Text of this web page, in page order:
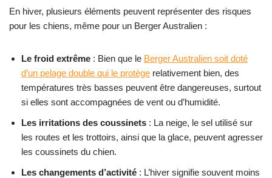
En hiver, plusieurs éléments peuvent représenter des risques
pour les chiens, même pour un Berger Australien :
Le froid extrême : Bien que le Berger Australien soit doté
d’un pelage double qui le protège relativement bien, des
températures très basses peuvent être dangereuses, surtout
si elles sont accompagnées de vent ou d’humidité.
Les irritations des coussinets : La neige, le sel utilisé sur
les routes et les trottoirs, ainsi que la glace, peuvent agresser
les coussinets du chien.
Les changements d’activité : L’hiver signifie souvent moins